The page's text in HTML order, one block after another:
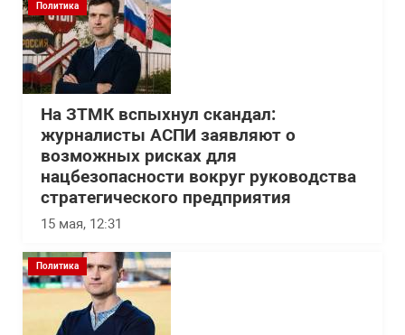
Политика
На ЗТМК вспыхнул скандал:
журналисты АСПИ заявляют о
возможных рисках для
нацбезопасности вокруг руководства
стратегического предприятия
15 мая, 12:31
Политика